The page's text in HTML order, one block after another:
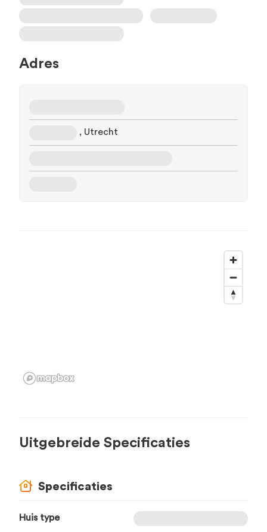
Adres
, Utrecht
Uitgebreide Specificaties
Specificaties
Huis type